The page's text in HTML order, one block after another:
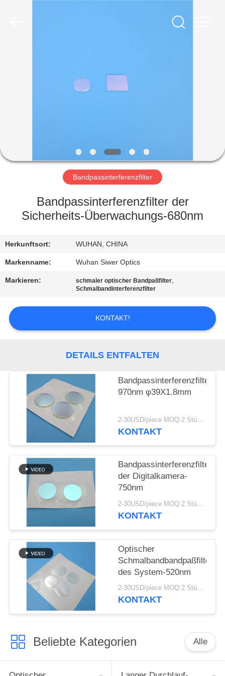
PRODUKTE
FABRIK-
AUSFLUG
QUALITÄTSKONTROLLE
TRETEN
SIE
MIT
IN
VERBINDUNG
FORDERN
SIE
ZITAT
SITEMAP
PRIVACY
POLICY
Bandpassinterferenzfilter
Bandpassinterferenzfilter der
Sicherheits-Überwachungs-680nm
Herkunftsort: WUHAN, CHINA
Markenname: Wuhan Siwer Optics
Markieren: schmaler optischer Bandpaßfilter,
Schmalbandinterferenzfilter
KONTAKT!
DETAILS ENTFALTEN
Bandpassinterferenzfilter
970nm φ39X1.8mm
2-30USD/piece MOQ:2 Stücke
KONTAKT
Bandpassinterferenzfilter
der Digitalkamera-
750nm
2-30USD/piece MOQ:2 Stücke
KONTAKT
Optischer
Schmalbandbandpaßfilter
des System-520nm
2-30USD/piece MOQ:2 Stücke
KONTAKT
Beliebte Kategorien Alle